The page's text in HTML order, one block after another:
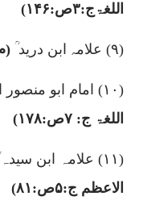
اللغۃج:۳ص:۱۴۶)
(۹) علامہ ابن درید ؒ
(۱۰) امام ابو منصور
اللغۃ ج: ۷ص:۱۷۸)
(۱۱) علامہ ابن
الاعظم ج:۵ص: ۸۱)